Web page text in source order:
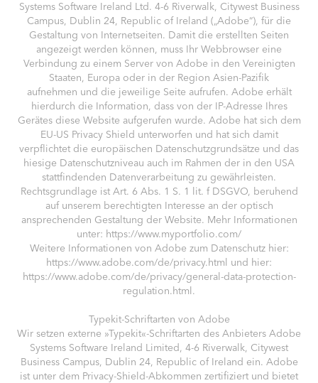
Systems Software Ireland Ltd. 4-6 Riverwalk, Citywest Business
Campus, Dublin 24, Republic of Ireland („Adobe“), für die
Gestaltung von Internetseiten. Damit die erstellten Seiten
angezeigt werden können, muss Ihr Webbrowser eine
Verbindung zu einem Server von Adobe in den Vereinigten
Staaten, Europa oder in der Region Asien-Pazifik
aufnehmen und die jeweilige Seite aufrufen. Adobe erhält
hierdurch die Information, dass von der IP-Adresse Ihres
Gerätes diese Website aufgerufen wurde. Adobe hat sich dem
EU-US Privacy Shield unterworfen und hat sich damit
verpflichtet die europäischen Datenschutzgrundsätze und das
hiesige Datenschutzniveau auch im Rahmen der in den USA
stattfindenden Datenverarbeitung zu gewährleisten.
Rechtsgrundlage ist Art. 6 Abs. 1 S. 1 lit. f DSGVO, beruhend
auf unserem berechtigten Interesse an der optisch
ansprechenden Gestaltung der Website. Mehr Informationen
unter: https://www.myportfolio.com/
Weitere Informationen von Adobe zum Datenschutz hier:
https://www.adobe.com/de/privacy.html und hier:
https://www.adobe.com/de/privacy/general-data-protection-
regulation.html.
Typekit-Schriftarten von Adobe
Wir setzen externe »Typekit«-Schriftarten des Anbieters Adobe
Systems Software Ireland Limited, 4-6 Riverwalk, Citywest
Business Campus, Dublin 24, Republic of Ireland ein. Adobe
ist unter dem Privacy-Shield-Abkommen zertifiziert und bietet